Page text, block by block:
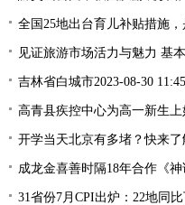
全国25地出台育儿补贴措施
见证旅游市场活力与魅力 基
吉林省白城市2023-08-30
高青县疾控中心为高一新生上
开学当天北京有多堵？快来
成龙金喜善时隔18年合作《
31省份7月CPI出炉：22地同